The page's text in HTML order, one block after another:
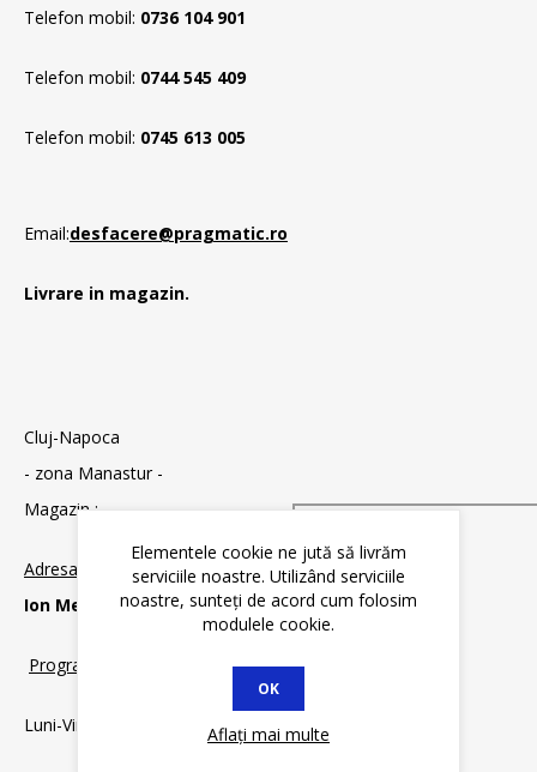
Telefon mobil: 0736 104 901
Telefon mobil: 0744 545 409
Telefon mobil: 0745 613 005
Email:desfacere@pragmatic.ro
Livrare in magazin.
Cluj-Napoca
- zona Manastur -
Magazin :
Adresa
Ion Mester 12, Cluj-Napoca
Program cu publicul:
Luni-Vineri 07:00 - 20:30
Elementele cookie ne jută să livrăm
serviciile noastre. Utilizând serviciile
noastre, sunteți de acord cum folosim
modulele cookie.
OK
Aflați mai multe